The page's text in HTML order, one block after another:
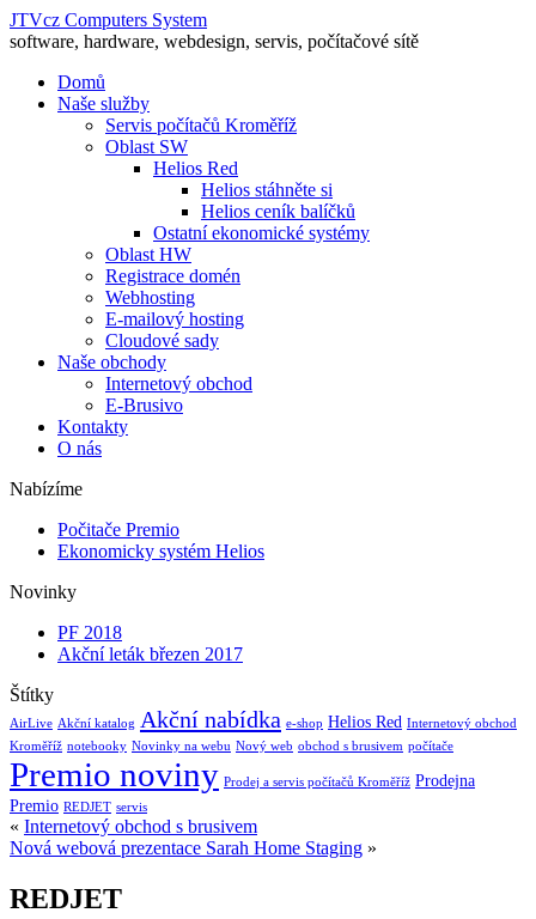
JTVcz Computers System
software, hardware, webdesign, servis, počítačové sítě
Domů
Naše služby
Servis počítačů Kroměříž
Oblast SW
Helios Red
Helios stáhněte si
Helios ceník balíčků
Ostatní ekonomické systémy
Oblast HW
Registrace domén
Webhosting
E-mailový hosting
Cloudové sady
Naše obchody
Internetový obchod
E-Brusivo
Kontakty
O nás
Nabízíme
Počitače Premio
Ekonomicky systém Helios
Novinky
PF 2018
Akční leták březen 2017
Štítky
AirLive Akční katalog Akční nabídka e-shop Helios Red Internetový obchod
Kroměříž notebooky Novinky na webu Nový web obchod s brusivem počítače
Premio noviny Prodej a servis počítačů Kroměříž Prodejna
Premio REDJET servis
« Internetový obchod s brusivem
Nová webová prezentace Sarah Home Staging »
REDJET